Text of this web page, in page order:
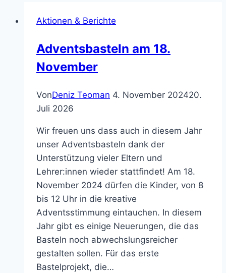
Aktionen & Berichte
Adventsbasteln am 18.
November
VonDeniz Teoman 4. November 202420.
Juli 2026
Wir freuen uns dass auch in diesem Jahr
unser Adventsbasteln dank der
Unterstützung vieler Eltern und
Lehrer:innen wieder stattfindet! Am 18.
November 2024 dürfen die Kinder, von 8
bis 12 Uhr in die kreative
Adventsstimmung eintauchen. In diesem
Jahr gibt es einige Neuerungen, die das
Basteln noch abwechslungsreicher
gestalten sollen. Für das erste
Bastelprojekt, die…